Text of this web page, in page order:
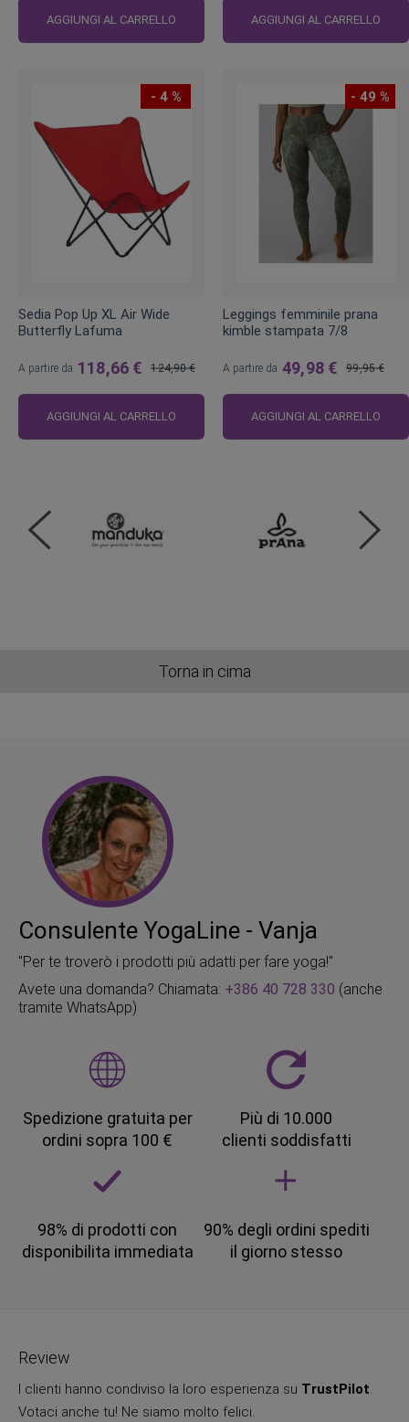
regolare
AGGIUNGI AL CARRELLO regolare
AGGIUNGI AL CARRELLO
- 4 %
Sedia Pop Up XL Air Wide
Butterfly Lafuma
A partire da 118,66 €
regolare
124,90 €
AGGIUNGI AL CARRELLO
- 49 %
Leggings femminile prana
kimble stampata 7/8
A partire da 49,98 €
regolare
99,95 €
AGGIUNGI AL CARRELLO
Torna in cima
Consulente YogaLine - Vanja
"Per te troverò i prodotti più adatti per fare yoga!"
Avete una domanda? Chiamata: +386 40 728 330 (anche
tramite WhatsApp)
Spedizione gratuita per
ordini sopra 100 €
Più di 10.000
clienti soddisfatti
98% di prodotti con
disponibilita immediata
90% degli ordini spediti
il giorno stesso
Review
I clienti hanno condiviso la loro esperienza su TrustPilot.
Votaci anche tu! Ne siamo molto felici.